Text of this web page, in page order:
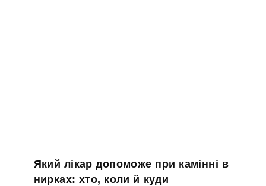
Який лікар допоможе при камінні в
нирках: хто, коли й куди